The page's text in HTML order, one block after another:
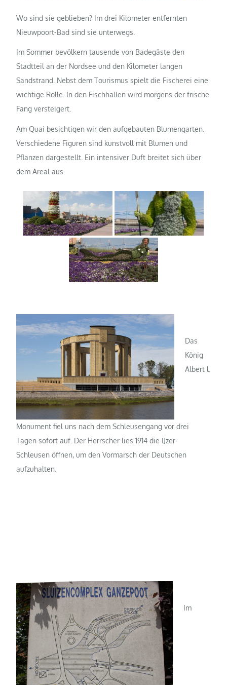
Wo sind sie geblieben? Im drei Kilometer entfernten
Nieuwpoort-Bad sind sie unterwegs.
Im Sommer bevölkern tausende von Badegäste den
Stadtteil an der Nordsee und den Kilometer langen
Sandstrand. Nebst dem Tourismus spielt die Fischerei eine
wichtige Rolle. In den Fischhallen wird morgens der frische
Fang versteigert.
Am Quai besichtigen wir den aufgebauten Blumengarten.
Verschiedene Figuren sind kunstvoll mit Blumen und
Pflanzen dargestellt. Ein intensiver Duft breitet sich über
dem Areal aus.
Das
König
Albert l.
Monument fiel uns nach dem Schleusengang vor drei
Tagen sofort auf. Der Herrscher lies 1914 die IJzer-
Schleusen öffnen, um den Vormarsch der Deutschen
aufzuhalten.
Im